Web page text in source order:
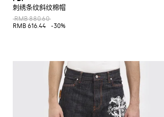
刺绣条纹斜纹棉帽
RMB 880.60
RMB 616.44
-30%